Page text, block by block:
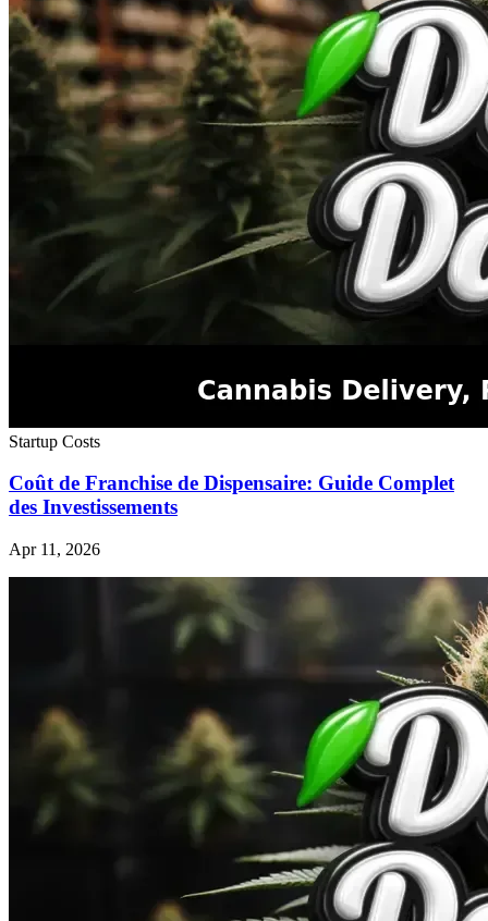
Startup Costs
Coût de Franchise de Dispensaire: Guide Complet
des Investissements
Apr 11, 2026